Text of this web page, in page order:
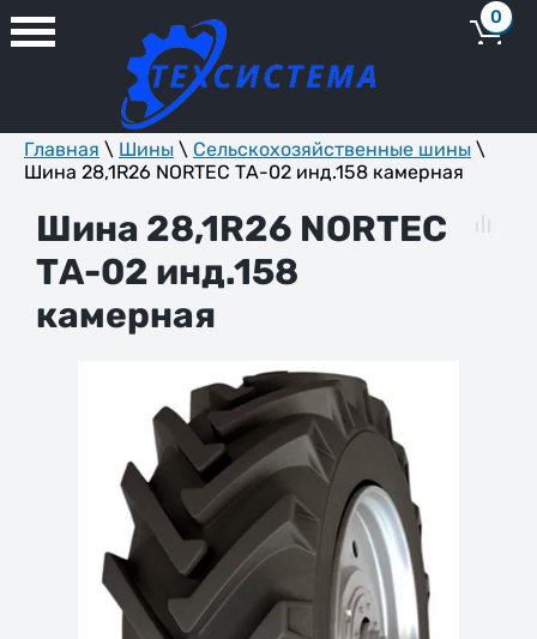
0
Главная \ Шины \ Сельскохозяйственные шины \
Шина 28,1R26 NORTEC ТА-02 инд.158 камерная
Шина 28,1R26 NORTEC
ТА-02 инд.158
камерная